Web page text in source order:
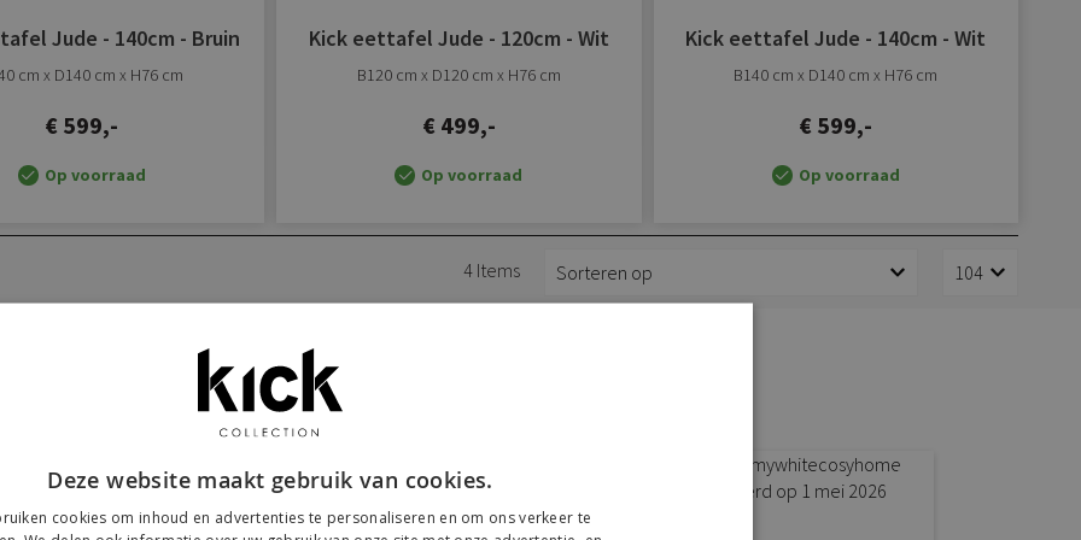
Jude - 140cm - Bruin
cm x D140 cm x H76 cm
€ 599,-
Op voorraad
Kick eettafel Jude - 120cm - Wit
B120 cm x D120 cm x H76 cm
€ 499,-
Op voorraad
Kick eettafel Jude - 140cm - Wit
B140 cm x D140 cm x H76 cm
€ 599,-
Op voorraad
4 Items
Kick bij onze klanten thuis
door #yeskickcollection of @kickcollection.nl te gebruiken op Instagram
Deze website maakt gebruik van cookies.
cookies om inhoud en advertenties te personaliseren en om ons verkeer te